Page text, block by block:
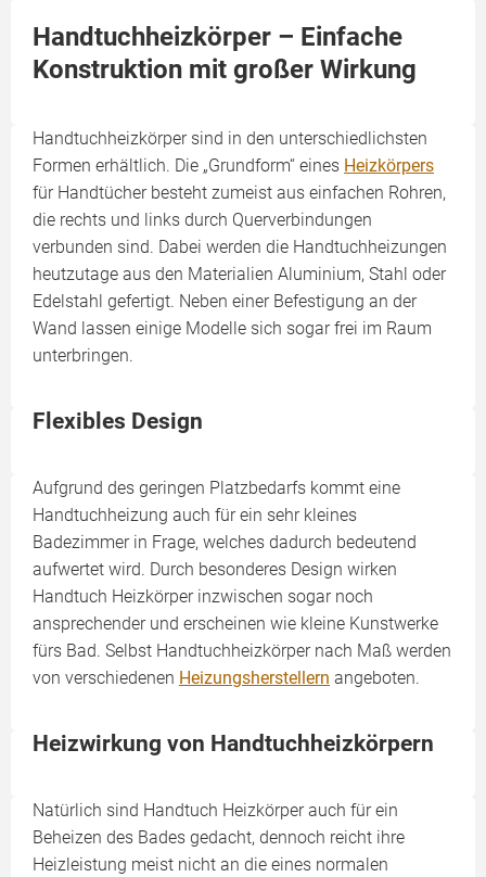
Handtuchheizkörper – Einfache
Konstruktion mit großer Wirkung
Handtuchheizkörper sind in den unterschiedlichsten
Formen erhältlich. Die „Grundform“ eines Heizkörpers
für Handtücher besteht zumeist aus einfachen Rohren,
die rechts und links durch Querverbindungen
verbunden sind. Dabei werden die Handtuchheizungen
heutzutage aus den Materialien Aluminium, Stahl oder
Edelstahl gefertigt. Neben einer Befestigung an der
Wand lassen einige Modelle sich sogar frei im Raum
unterbringen.
Flexibles Design
Aufgrund des geringen Platzbedarfs kommt eine
Handtuchheizung auch für ein sehr kleines
Badezimmer in Frage, welches dadurch bedeutend
aufwertet wird. Durch besonderes Design wirken
Handtuch Heizkörper inzwischen sogar noch
ansprechender und erscheinen wie kleine Kunstwerke
fürs Bad. Selbst Handtuchheizkörper nach Maß werden
von verschiedenen Heizungsherstellern angeboten.
Heizwirkung von Handtuchheizkörpern
Natürlich sind Handtuch Heizkörper auch für ein
Beheizen des Bades gedacht, dennoch reicht ihre
Heizleistung meist nicht an die eines normalen